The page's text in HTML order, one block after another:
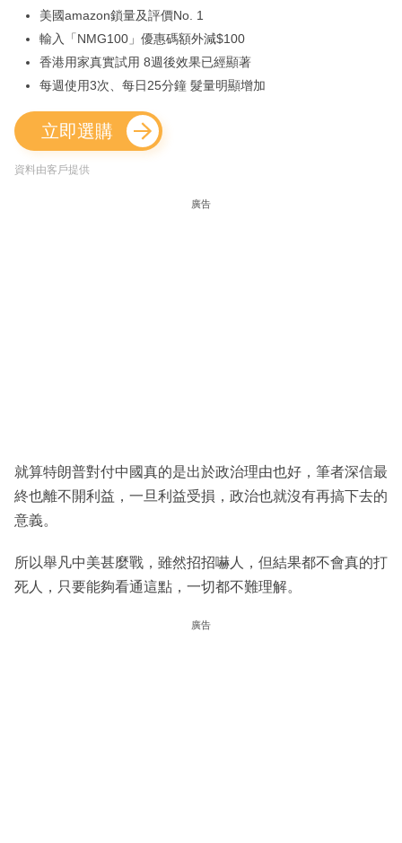
美國amazon鎖量及評價No. 1
輸入「NMG100」優惠碼額外減$100
香港用家真實試用 8週後效果已經顯著
每週使用3次、每日25分鐘 髮量明顯增加
立即選購
資料由客戶提供
廣告
就算特朗普對付中國真的是出於政治理由也好，筆者深信最
終也離不開利益，一旦利益受損，政治也就沒有再搞下去的
意義。
所以舉凡中美甚麼戰，雖然招招嚇人，但結果都不會真的打
死人，只要能夠看通這點，一切都不難理解。
廣告